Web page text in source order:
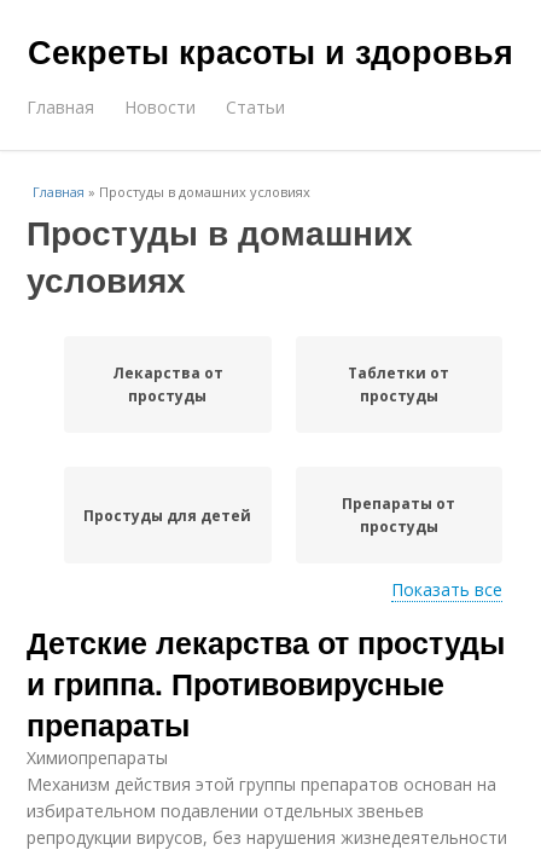
Секреты красоты и здоровья
Главная Новости Статьи
Главная » Простуды в домашних условиях
Простуды в домашних
условиях
Лекарства от
простуды
Таблетки от
простуды
Простуды для детей
Препараты от
простуды
Дети в амбулаторных
условиях
Средство от простуды
Похудение в
домашних условиях
условиях
Показать все
Детские лекарства от простуды
и гриппа. Противовирусные
препараты
Химиопрепараты
Механизм действия этой группы препаратов основан на
избирательном подавлении отдельных звеньев
репродукции вирусов, без нарушения жизнедеятельности